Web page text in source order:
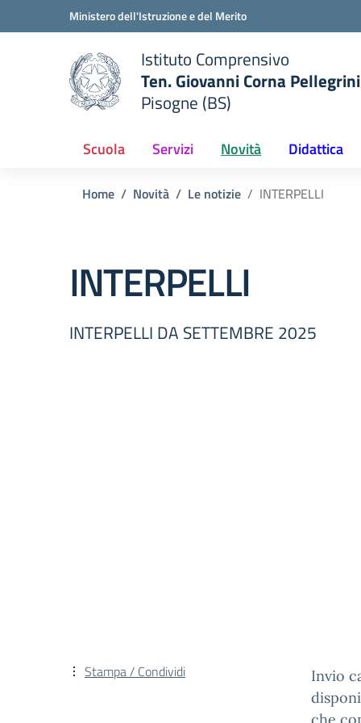
Vai ai contenuti
Vai al menu di navigazioneMinistero dell'Istruzione e del Merito
scuola
Istituto Comprensivo
Ten. Giovanni Corna Pellegrini
Pisogne (BS)
Scuola Servizi Novità Didattica
Home Novità Le notizie INTERPELLI
INTERPELLI
INTERPELLI DA SETTEMBRE 2025
Invio
Stampa / Condividi